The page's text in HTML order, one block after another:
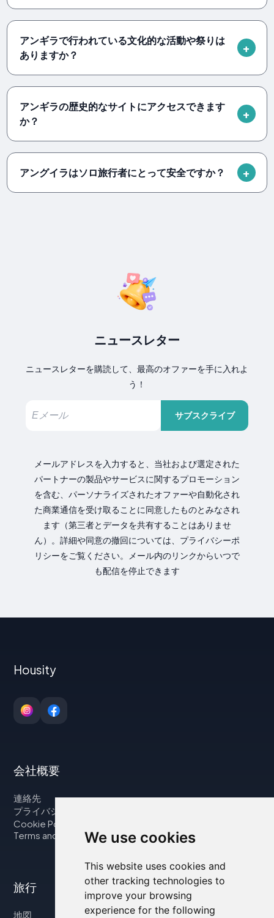
We use cookies
This website uses cookies and
other tracking technologies to
improve your browsing
experience for the following
アンギラで行われている文化的な活動や祭りは
ありますか？
アンギラの歴史的なサイトにアクセスできます
か？
アングイラはソロ旅行者にとって安全ですか？
ニュースレター
ニュースレターを購読して、最高のオファーを手に入れよ
う！
サブスクライブ
メールアドレスを入力すると、当社および選定された
パートナーの製品やサービスに関するプロモーション
を含む、パーソナライズされたオファーや自動化され
た商業通信を受け取ることに同意したものとみなされ
ます（第三者とデータを共有することはありませ
ん）。詳細や同意の撤回については、プライバシーポ
リシーをご覧ください。メール内のリンクからいつで
も配信を停止できます
Housity
会社概要
連絡先
プライバシーポリシー
Cookie Policy
Terms and Conditions
旅行
地図